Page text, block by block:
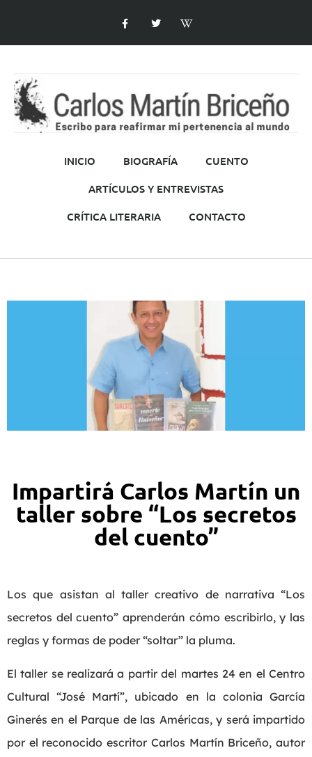
INICIO BIOGRAFÍA
CUENTO
ARTÍCULOS Y ENTREVISTAS
CRÍTICA LITERARIA
CONTACTO
Impartirá Carlos Martín un
taller sobre “Los secretos
del cuento”
Los que asistan al taller creativo de narrativa “Los
secretos del cuento” aprenderán cómo escribirlo, y las
reglas y formas de poder “soltar” la pluma.
El taller se realizará a partir del martes 24 en el Centro
Cultural “José Martí”, ubicado en la colonia García
Ginerés en el Parque de las Américas, y será impartido
por el reconocido escritor Carlos Martín Briceño, autor